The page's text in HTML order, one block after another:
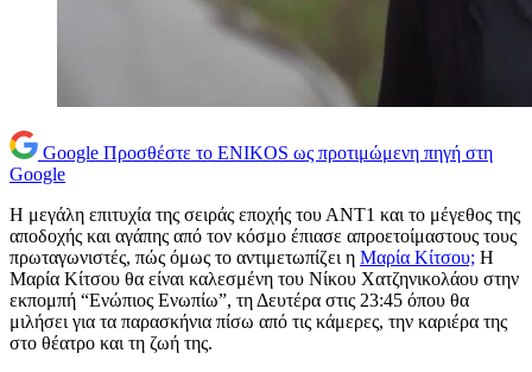
Google Προσθέστε το ENIKOS ως προτιμώμενη πηγή στη
Google
Η μεγάλη επιτυχία της σειράς εποχής του ΑΝΤ1 και το μέγεθος της
αποδοχής και αγάπης από τον κόσμο έπιασε απροετοίμαστους τους
πρωταγωνιστές, πώς όμως το αντιμετωπίζει η Μαρία Κίτσου; Η
Μαρία Κίτσου θα είναι καλεσμένη του Νίκου Χατζηνικολάου στην
εκπομπή “Ενώπιος Ενωπίω”, τη Δευτέρα στις 23:45 όπου θα
μιλήσει για τα παρασκήνια πίσω από τις κάμερες, την καριέρα της
στο θέατρο και τη ζωή της.